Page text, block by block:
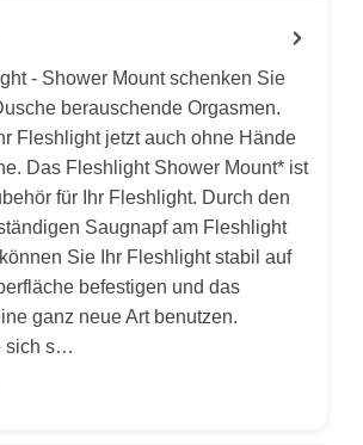
- Shower Mount schenken Sie
berauschende Orgasmen.
Fleshlight jetzt auch ohne Hände
Das Fleshlight Shower Mount* ist
für Ihr Fleshlight. Durch den
Saugnapf am Fleshlight
Sie Ihr Fleshlight stabil auf
befestigen und das
ganz neue Art benutzen.
sich s…